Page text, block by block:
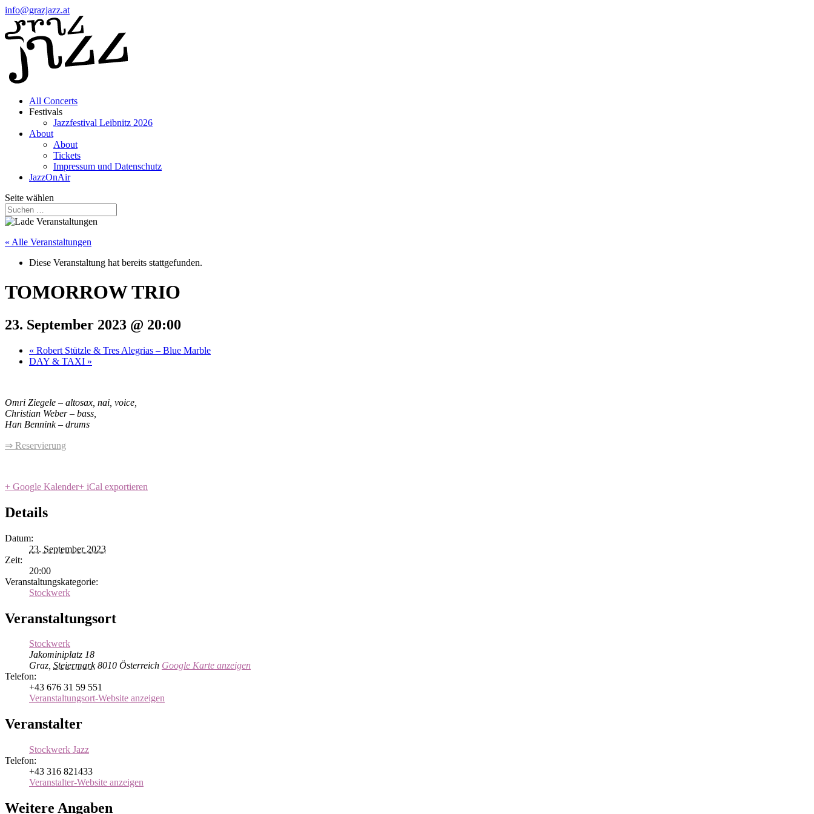
info@grazjazz.at
All Concerts
Festivals
Jazzfestival Leibnitz 2026
About
About
Tickets
Impressum und Datenschutz
JazzOnAir
Seite wählen
« Alle Veranstaltungen
Diese Veranstaltung hat bereits stattgefunden.
TOMORROW TRIO
23. September 2023 @ 20:00
« Robert Stützle & Tres Alegrias – Blue Marble
DAY & TAXI »
Omri Ziegele – altosax, nai, voice,
Christian Weber – bass,
Han Bennink – drums
⇒ Reservierung
+ Google Kalender+ iCal exportieren
Details
Datum:
23. September 2023
Zeit:
20:00
Veranstaltungskategorie:
Stockwerk
Veranstaltungsort
Stockwerk
Jakominiplatz 18
Graz, Steiermark 8010 Österreich Google Karte anzeigen
Telefon:
+43 676 31 59 551
Veranstaltungsort-Website anzeigen
Veranstalter
Stockwerk Jazz
Telefon:
+43 316 821433
Veranstalter-Website anzeigen
Weitere Angaben